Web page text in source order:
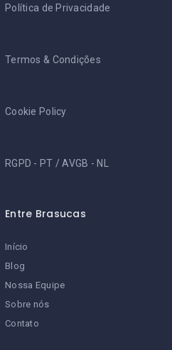
Política de Privacidade
Termos & Condições
Cookie Policy
RGPD - PT /AVGB - NL
Entre Brasucas
Início
Blog
Nossa Equipe
Sobre nós
Contato